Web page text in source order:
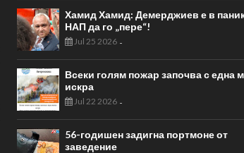
Хамид Хамид: Демерджиев е в
НАП да го „пере“!
Jul 25 2026-
Всеки голям пожар започва с една
искра
Jul 22 2026-
56-годишен задигна портмоне от
заведение